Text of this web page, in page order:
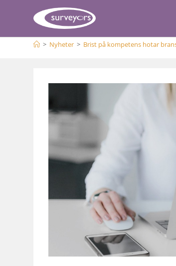
> Nyheter > Brist på kompetens hotar